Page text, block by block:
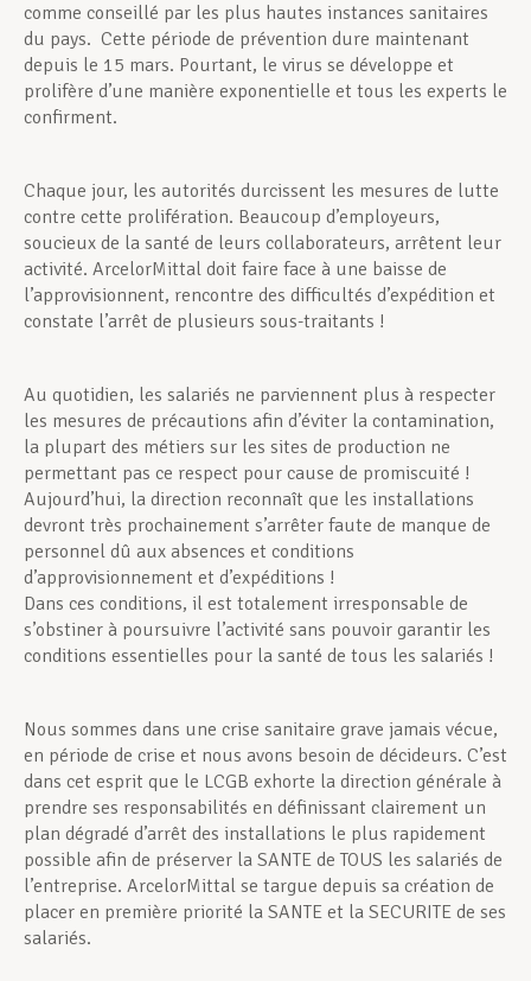
comme conseillé par les plus hautes instances sanitaires
du pays. Cette période de prévention dure maintenant
depuis le 15 mars. Pourtant, le virus se développe et
prolifère d’une manière exponentielle et tous les experts le
confirment.
Chaque jour, les autorités durcissent les mesures de lutte
contre cette prolifération. Beaucoup d’employeurs,
soucieux de la santé de leurs collaborateurs, arrêtent leur
activité. ArcelorMittal doit faire face à une baisse de
l’approvisionnent, rencontre des difficultés d’expédition et
constate l’arrêt de plusieurs sous-traitants !
Au quotidien, les salariés ne parviennent plus à respecter
les mesures de précautions afin d’éviter la contamination,
la plupart des métiers sur les sites de production ne
permettant pas ce respect pour cause de promiscuité !
Aujourd’hui, la direction reconnaît que les installations
devront très prochainement s’arrêter faute de manque de
personnel dû aux absences et conditions
d’approvisionnement et d’expéditions !
Dans ces conditions, il est totalement irresponsable de
s’obstiner à poursuivre l’activité sans pouvoir garantir les
conditions essentielles pour la santé de tous les salariés !
Nous sommes dans une crise sanitaire grave jamais vécue,
en période de crise et nous avons besoin de décideurs. C’est
dans cet esprit que le LCGB exhorte la direction générale à
prendre ses responsabilités en définissant clairement un
plan dégradé d’arrêt des installations le plus rapidement
possible afin de préserver la SANTE de TOUS les salariés de
l’entreprise. ArcelorMittal se targue depuis sa création de
placer en première priorité la SANTE et la SECURITE de ses
salariés.